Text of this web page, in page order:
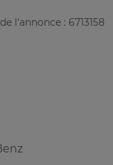
l'annonce : 6713158